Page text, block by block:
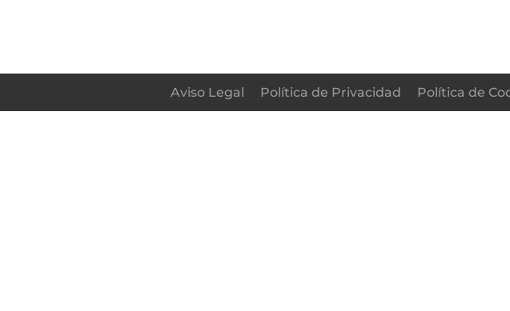
Aviso Legal Política de Privacidad Política de